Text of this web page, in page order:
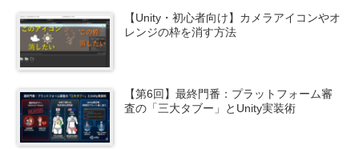
【Unity・初心者向け】カメラアイコンやオ
レンジの枠を消す方法
【第6回】最終門番：プラットフォーム審
査の「三大タブー」とUnity実装術